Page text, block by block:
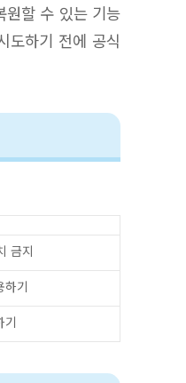
원할 수 있는 기능
도하기 전에 공식
금지
하기
기